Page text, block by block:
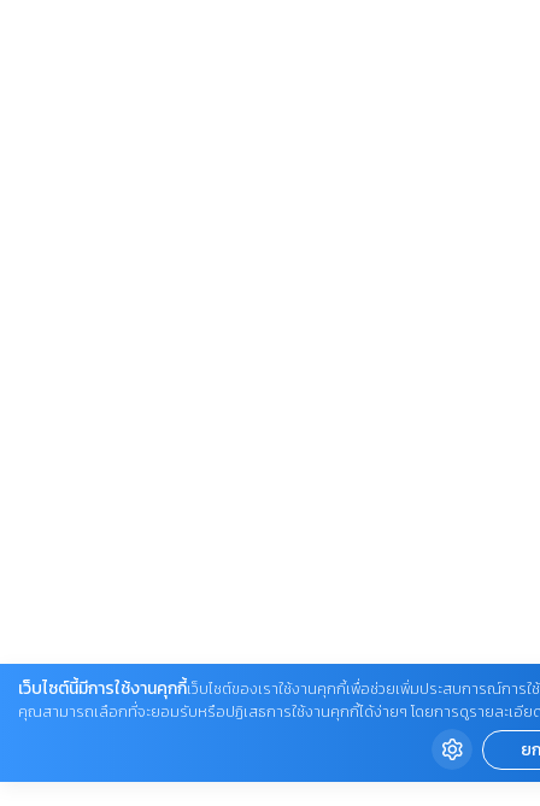
เว็บไซต์นี้มีการใช้งานคุกกี้เว็บไซต์ของเราใช้งานคุกกี้เพื่อช่วยเพิ่มประสบการณ์การใ
คุณสามารถเลือกที่จะยอมรับหรือปฏิเสธการใช้งานคุกกี้ได้ง่ายๆ โดยการดูรายละเอีย
ย